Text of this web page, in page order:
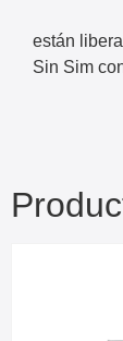
están
Sin Sim